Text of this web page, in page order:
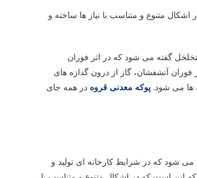
متنوع و متناسب با نیاز ها ساخته و
گفته می شود که در اثر فوران
آتشفشان، گاز از درون گدازه‌ های
‌ها می‌ شود. پوکه معدنی قروه در همه جای
شود که در شرایط کارخانه ای تولید و